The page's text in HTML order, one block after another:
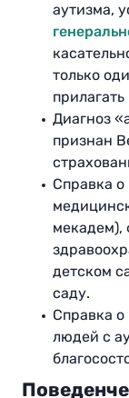
аутизма,
только
Диагноз
признан
Справка
мекадем),
детском
саду.
Справка о
людей с